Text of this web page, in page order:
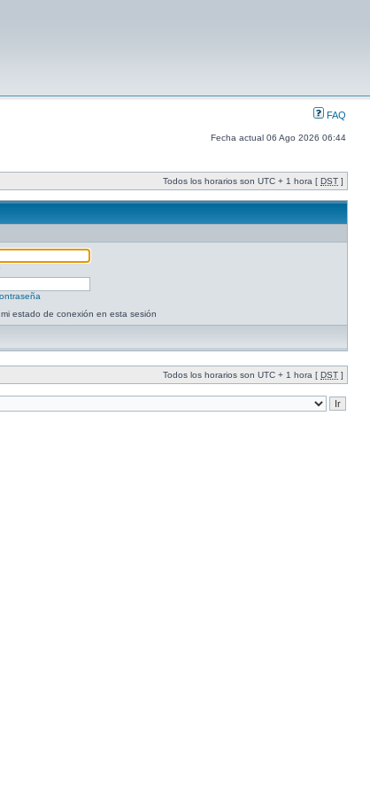
FAQ
Fecha actual 06 Ago 2026 06:44
Todos los horarios son UTC + 1 hora [ DST ]
estado de conexión en esta sesión
Todos los horarios son UTC + 1 hora [ DST ]